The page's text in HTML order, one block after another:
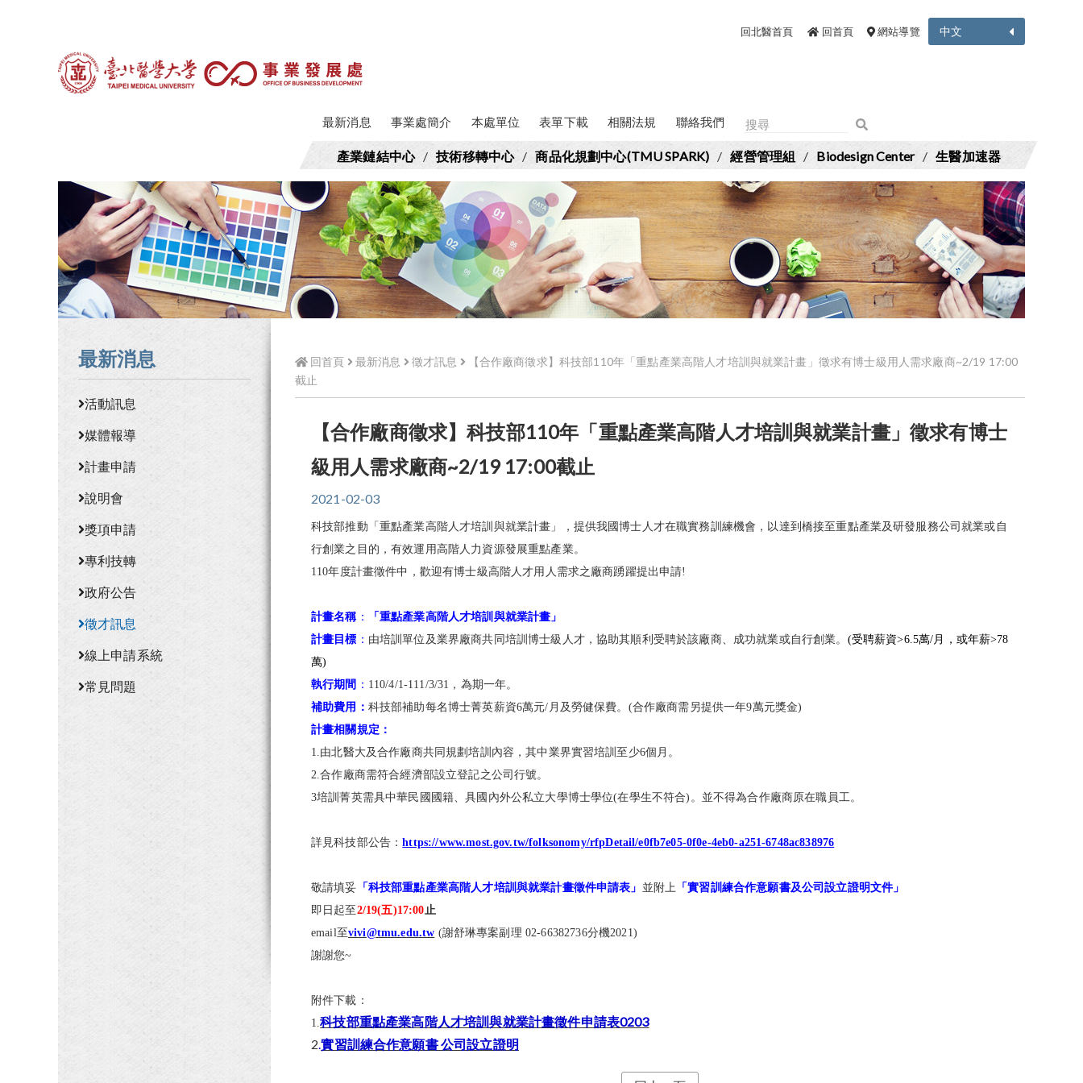
回北醫首頁 回首頁 網站導覽 中文
最新消息 事業處簡介 本處單位 表單下載 相關法規 聯絡我們
產業鏈結中心 / 技術移轉中心 / 商品化規劃中心(TMU SPARK) / 經營管理組 / Biodesign Center / 生醫加速器
最新消息
活動訊息
媒體報導
計畫申請
說明會
獎項申請
專利技轉
政府公告
徵才訊息
線上申請系統
常見問題
回首頁 最新消息 徵才訊息
【合作廠商徵求】科技部110年「重點產業高階人才培訓與就業計畫」徵求有博士級用人需求廠商~2/19 17:00
截止
【合作廠商徵求】科技部110年「重點產業高階人才培訓與就業計畫」徵求有博士
級用人需求廠商~2/19 17:00截止
2021-02-03
科技部推動「重點產業高階人才培訓與就業計畫」，提供我國博士人才在職實務訓練機會，以達到橋接至重點產業及研發服務公司就業或自
行創業之目的，有效運用高階人力資源發展重點產業。
110年度計畫徵件中，歡迎有博士級高階人才用人需求之廠商踴躍提出申請!
計畫名稱：
「重點產業高階人才培訓與就業計畫」
計畫目標 ： 由培訓單位及業界廠商共同培訓博士級人才，協助其順利受聘於該廠商、成功就業或自行創業。 (受聘薪資>6.5萬/月
，或年薪>78
萬)
執行期間 ： 110/4/1-111/3/31，為期一年。
補助費用： 科技部補助每名博士菁英薪資6萬元/月及勞健保費。(合作廠商需另提供一年9萬元獎金)
計畫相關規定：
1.由北醫大及合作廠商共同規劃培訓內容，其中業界實習培訓至少6個月。
2.合作廠商需符合經濟部設立登記之公司行號。
3培訓菁英需具中華民國國籍、具國內外公私立大學博士學位(在學生不符合)。並不得為合作廠商原在職員工。
詳見科技部公告：https://www.most.gov.tw/folksonomy/rfpDetail/e0fb7e05-0f0e-4eb0-a251-6748ac838976
敬請填妥 「科技部重點產業高階人才培訓與就業計畫徵件申請表」 並附上 「實習訓練合作意願書及公司設立證明文件」
即日起至 2/19(五)17:00止
email至vivi@tmu.edu.tw (謝舒琳專案副理 02-66382736分機2021)
謝謝您~
附件下載：
1.科技部重點產業高階人才培訓與就業計畫徵件申請表0203
2.實習訓練合作意願書 公司設立證明